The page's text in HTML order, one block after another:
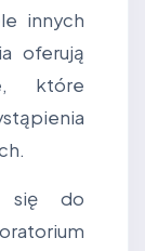
innych
oferują
które
się do